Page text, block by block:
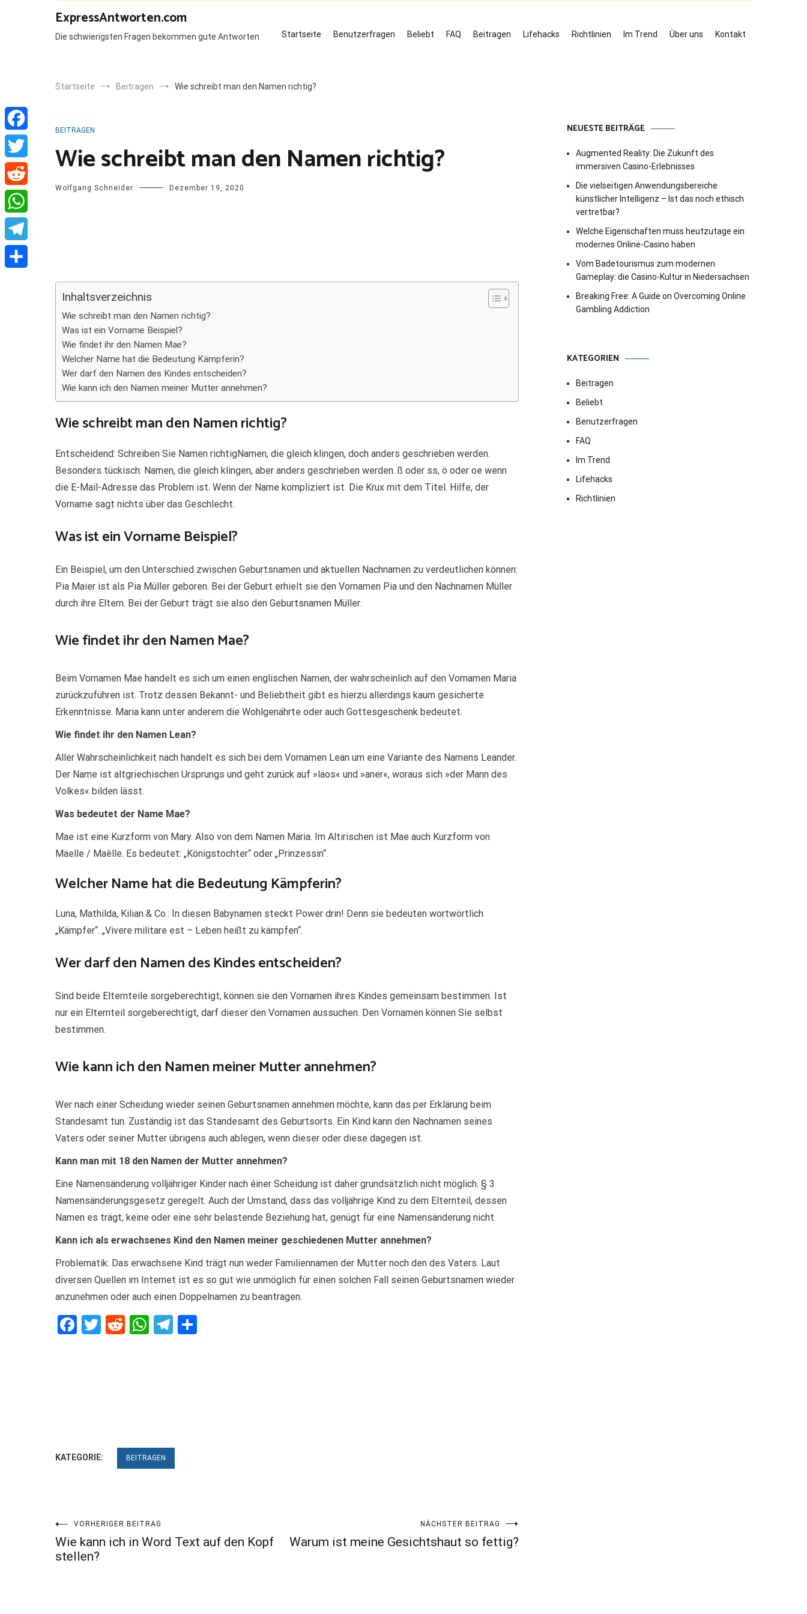
ExpressAntworten.com
Die schwierigsten Fragen bekommen gute Antworten Startseite Benutzerfragen Beliebt FAQ Beitragen Lifehacks Richtlinien Im Trend Über uns Kontakt
Startseite Beitragen Wie schreibt man den Namen richtig?
BEITRAGEN
Wie schreibt man den Namen richtig?
Wolfgang Schneider Dezember 19, 2020
Inhaltsverzeichnis
Wie schreibt man den Namen richtig?
Was ist ein Vorname Beispiel?
Wie findet ihr den Namen Mae?
Welcher Name hat die Bedeutung Kämpferin?
Wer darf den Namen des Kindes entscheiden?
Wie kann ich den Namen meiner Mutter annehmen?
Wie schreibt man den Namen richtig?
Entscheidend: Schreiben Sie Namen richtigNamen, die gleich klingen, doch anders geschrieben werden.
Besonders tückisch: Namen, die gleich klingen, aber anders geschrieben werden. ß oder ss, ö oder oe wenn
die E-Mail-Adresse das Problem ist. Wenn der Name kompliziert ist. Die Krux mit dem Titel. Hilfe, der
Vorname sagt nichts über das Geschlecht.
Was ist ein Vorname Beispiel?
Ein Beispiel, um den Unterschied zwischen Geburtsnamen und aktuellen Nachnamen zu verdeutlichen können:
Pia Maier ist als Pia Müller geboren. Bei der Geburt erhielt sie den Vornamen Pia und den Nachnamen Müller
durch ihre Eltern. Bei der Geburt trägt sie also den Geburtsnamen Müller.
Wie findet ihr den Namen Mae?
Beim Vornamen Mae handelt es sich um einen englischen Namen, der wahrscheinlich auf den Vornamen Maria
zurückzuführen ist. Trotz dessen Bekannt- und Beliebtheit gibt es hierzu allerdings kaum gesicherte
Erkenntnisse. Maria kann unter anderem die Wohlgenährte oder auch Gottesgeschenk bedeutet.
Wie findet ihr den Namen Lean?
Aller Wahrscheinlichkeit nach handelt es sich bei dem Vornamen Lean um eine Variante des Namens Leander.
Der Name ist altgriechischen Ursprungs und geht zurück auf »laos« und »aner«, woraus sich »der Mann des
Volkes« bilden lässt.
Was bedeutet der Name Mae?
Mae ist eine Kurzform von Mary. Also von dem Namen Maria. Im Altirischen ist Mae auch Kurzform von
Maelle / Maèlle. Es bedeutet: „Königstochter“ oder „Prinzessin“.
Welcher Name hat die Bedeutung Kämpferin?
Luna, Mathilda, Kilian & Co.: In diesen Babynamen steckt Power drin! Denn sie bedeuten wortwörtlich
„Kämpfer“. „Vivere militare est – Leben heißt zu kämpfen“.
Wer darf den Namen des Kindes entscheiden?
Sind beide Elternteile sorgeberechtigt, können sie den Vornamen ihres Kindes gemeinsam bestimmen. Ist
nur ein Elternteil sorgeberechtigt, darf dieser den Vornamen aussuchen. Den Vornamen können Sie selbst
bestimmen.
Wie kann ich den Namen meiner Mutter annehmen?
Wer nach einer Scheidung wieder seinen Geburtsnamen annehmen möchte, kann das per Erklärung beim
Standesamt tun. Zuständig ist das Standesamt des Geburtsorts. Ein Kind kann den Nachnamen seines
Vaters oder seiner Mutter übrigens auch ablegen, wenn dieser oder diese dagegen ist.
Kann man mit 18 den Namen der Mutter annehmen?
Eine Namensänderung volljähriger Kinder nach éiner Scheidung ist daher grundsätzlich nicht möglich. § 3
Namensänderungsgesetz geregelt. Auch der Umstand, dass das volljährige Kind zu dem Elternteil, dessen
Namen es trägt, keine oder eine sehr belastende Beziehung hat, genügt für eine Namensänderung nicht.
Kann ich als erwachsenes Kind den Namen meiner geschiedenen Mutter annehmen?
Problematik: Das erwachsene Kind trägt nun weder Familiennamen der Mutter noch den des Vaters. Laut
diversen Quellen im Internet ist es so gut wie unmöglich für einen solchen Fall seinen Geburtsnamen wieder
anzunehmen oder auch einen Doppelnamen zu beantragen.
Facebook
Twitter
RedditWhatsApp
Telegram
KATEGORIE: BEITRAGEN
Beitragsnavigation
VORHERIGER BEITRAG
Wie kann ich in Word Text auf den Kopf
stellen?
NÄCHSTER BEITRAG
Warum ist meine Gesichtshaut so fettig?
NEUESTE BEITRÄGE
Augmented Reality: Die Zukunft des
immersiven Casino-Erlebnisses
Die vielseitigen Anwendungsbereiche
künstlicher Intelligenz – Ist das noch ethisch
vertretbar?
Welche Eigenschaften muss heutzutage ein
modernes Online-Casino haben
Vom Badetourismus zum modernen
Gameplay: die Casino-Kultur in Niedersachsen
Breaking Free: A Guide on Overcoming Online
Gambling Addiction
KATEGORIEN
Beitragen
Beliebt
Benutzerfragen
FAQ
Im Trend
Lifehacks
Richtlinien
Facebook
Twitter
Reddit
WhatsApp
Telegram